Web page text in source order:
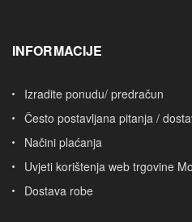
INFORMACIJE
Izradite ponudu/ predračun
Često postavljana pitanja /
Načini plaćanja
Uvjeti korištenja web trgovine
Dostava robe